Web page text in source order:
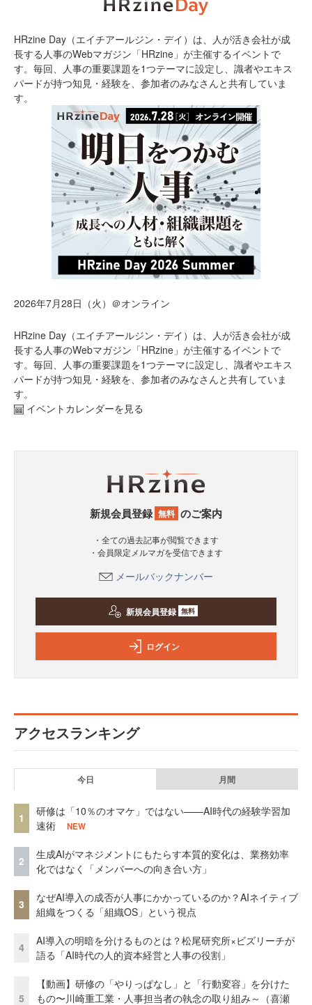
HRzine Day（エイチアールジン・デイ）は、人が活き会社が成
長する人事のWebマガジン「HRzine」が主催するイベントで
す。毎回、人事の重要課題を1つテーマに設定し、識者やエキス
パードが持つ知見・経験を、参加者のみなさんと共有していま
す。
2026年7月28日（火）＠オンライン
HRzine Day（エイチアールジン・デイ）は、人が活き会社が成
長する人事のWebマガジン「HRzine」が主催するイベントで
す。毎回、人事の重要課題を1つテーマに設定し、識者やエキス
パードが持つ知見・経験を、参加者のみなさんと共有していま
す。
イベントカレンダーを見る
新規会員登録 無料 のご案内
・全ての過去記事が閲覧できます
・会員限定メルマガを受信できます
メールバックナンバー
新規会員登録 無料
ログイン
アクセスランキング
今日 月間
1
研修は「10％のオマケ」ではない——AI時代の経験学習加
速術
NEW
2
生成AIがマネジメントにもたらす本質的変化は、業務効率
化ではなく「メンバーへの向き合い方」
3
なぜAI導入の成否が人事にかかっているのか？AIネイティブ
組織をつくる「組織OS」という視点
4
AI導入の明暗を分けるものとは？松尾研究所×ビズリーチが
語る「AI時代の人的資本経営と人事の役割」
5
【動画】研修の「やりっぱなし」と「行動変容」を分けた
もの〜川崎重工業・人事担当者の執念の取り組み～（喜瀬